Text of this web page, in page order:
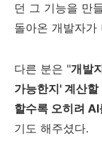
던 그 기능을 만
돌아온 개발자가
다른 분은 "개발
가능한지' 계산
할수록 오히려
기도 해주셨다.